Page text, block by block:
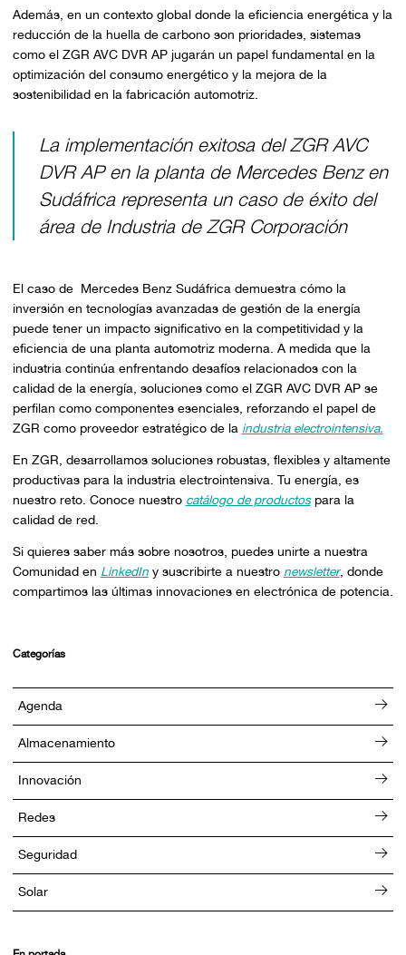
Además, en un contexto global donde la eficiencia energética y la
reducción de la huella de carbono son prioridades, sistemas
como el ZGR AVC DVR AP jugarán un papel fundamental en la
optimización del consumo energético y la mejora de la
sostenibilidad en la fabricación automotriz.
La implementación exitosa del ZGR AVC
DVR AP en la planta de Mercedes Benz en
Sudáfrica representa un caso de éxito del
área de Industria de ZGR Corporación
El caso de Mercedes Benz Sudáfrica demuestra cómo la
inversión en tecnologías avanzadas de gestión de la energía
puede tener un impacto significativo en la competitividad y la
eficiencia de una planta automotriz moderna. A medida que la
industria continúa enfrentando desafíos relacionados con la
calidad de la energía, soluciones como el ZGR AVC DVR AP se
perfilan como componentes esenciales, reforzando el papel de
ZGR como proveedor estratégico de la industria electrointensiva.
En ZGR, desarrollamos soluciones robustas, flexibles y altamente
productivas para la industria electrointensiva. Tu energía, es
nuestro reto. Conoce nuestro catálogo de productospara la
calidad de red.
Si quieres saber más sobre nosotros, puedes unirte a nuestra
Comunidad en LinkedIny suscribirte a nuestro newsletter, donde
compartimos las últimas innovaciones en electrónica de potencia.
Categorías
Agenda
Almacenamiento
Innovación
Redes
Seguridad
Solar